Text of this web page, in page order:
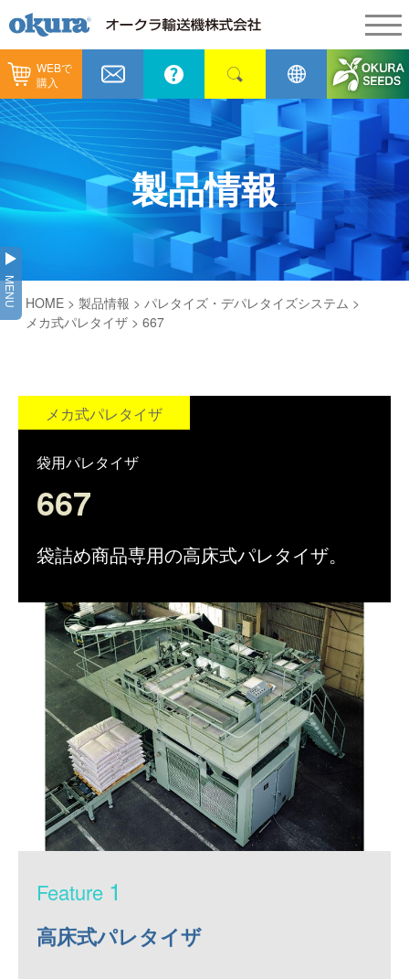
WEBで
購入
製品情報
製品情報
コンベヤ機器
コンベヤ機器を探す
コンベヤ機器の技術情報
GTPシステム
バンニング・デバンニングシステム
バーチカル装置（垂直搬送機）
周辺機器
納入事例
納入事例
全業種
物流
通販
メンテナンス
カタログ／CAD
会社情報
企業理念
事業所一覧
沿革
オークラの取組み
採用情報
オークラミュージアム
新着情報
生産終了品
物流用語集
プライバシーポリシー
サイトポリシー
製品情報
MENU HOME > 製品情報 > パレタイズ・デパレタイズシステム >
メカ式パレタイザ > 667
ピッキング
メカ式パレタイザ
袋用パレタイザ
667
袋詰め商品専用の高床式パレタイザ。
1
高床式パレタイザ